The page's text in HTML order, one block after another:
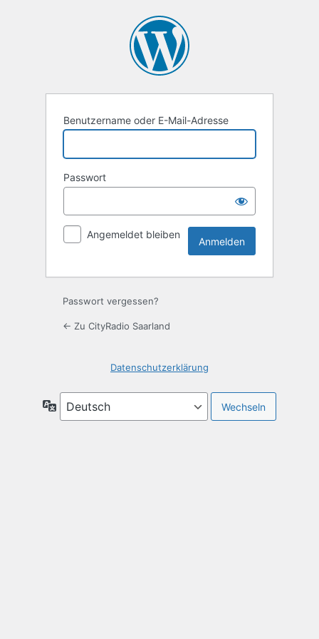
Benutzername oder E-Mail-Adresse
Passwort
Angemeldet bleiben
Passwort vergessen?
← Zu CityRadio Saarland
Datenschutzerklärung
Sprache